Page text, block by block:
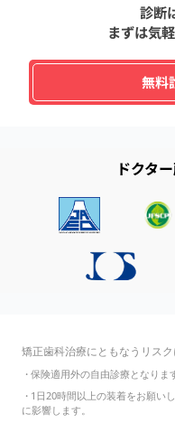
診断
まずは気
無料
ドクタ
矯正歯科治療にともなうリス
・保険適用外の自由診療となりま
・ 1日20時間以上の装着をお願い
に影響します。